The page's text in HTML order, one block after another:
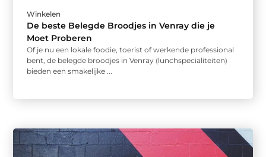
Winkelen
De beste Belegde Broodjes in Venray die je
Moet Proberen
Of je nu een lokale foodie, toerist of werkende professional
bent, de belegde broodjes in Venray (lunchspecialiteiten)
bieden een smakelijke ...